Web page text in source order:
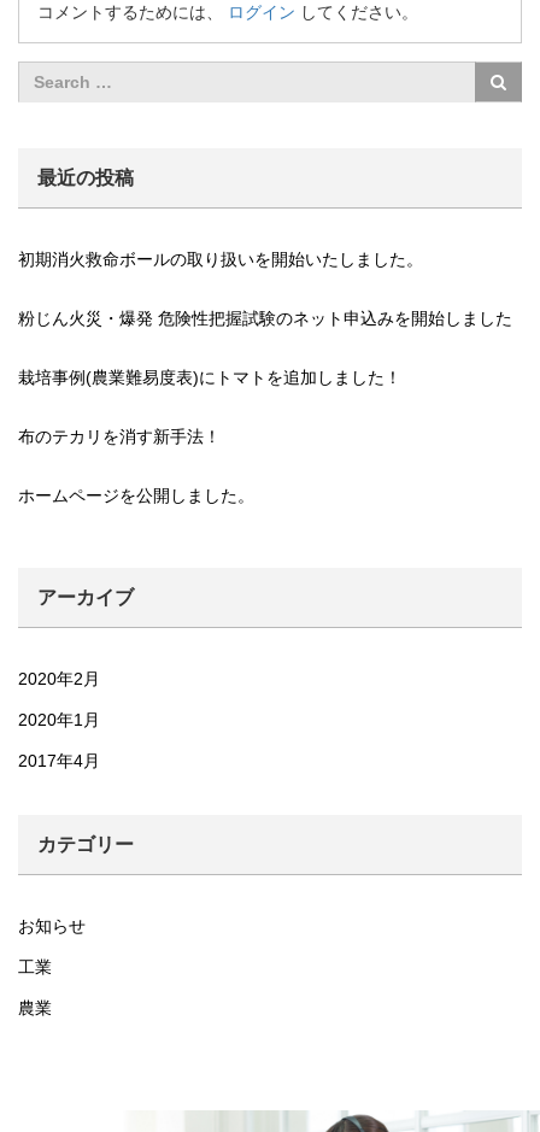
コメントするためには、 ログイン してください。
最近の投稿
初期消火救命ボールの取り扱いを開始いたしました。
粉じん火災・爆発 危険性把握試験のネット申込みを開始しました
栽培事例(農業難易度表)にトマトを追加しました！
布のテカリを消す新手法！
ホームページを公開しました。
アーカイブ
2020年2月
2020年1月
2017年4月
カテゴリー
お知らせ
工業
農業